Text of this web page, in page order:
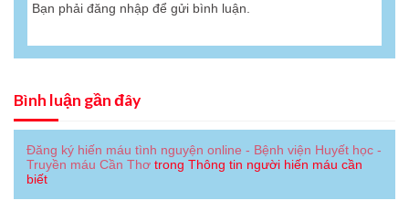
Bạn phải đăng nhập để gửi bình luận.
Bình luận gần đây
Đăng ký hiến máu tình nguyện online - Bệnh viện Huyết học -
Truyền máu Cần Thơ trong Thông tin người hiến máu cần
biết